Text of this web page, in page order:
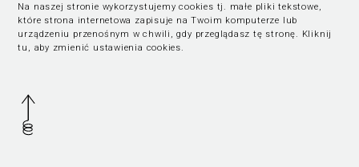
Na naszej stronie wykorzystujemy cookies tj. małe pliki tekstowe,
które strona internetowa zapisuje na Twoim komputerze lub
urządzeniu przenośnym w chwili, gdy przeglądasz tę stronę. Kliknij
tu, aby zmienić ustawienia cookies.